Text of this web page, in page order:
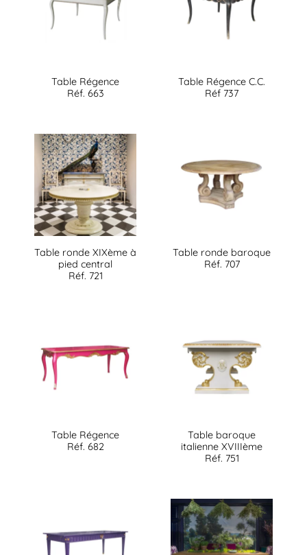
Table Régence
Réf. 663
Table Régence C.C.
Réf 737
Table ronde XIXème à
pied central
Réf. 721
Table ronde baroque
Réf. 707
Table Régence
Réf. 682
Table baroque
italienne XVIIIème
Réf. 751